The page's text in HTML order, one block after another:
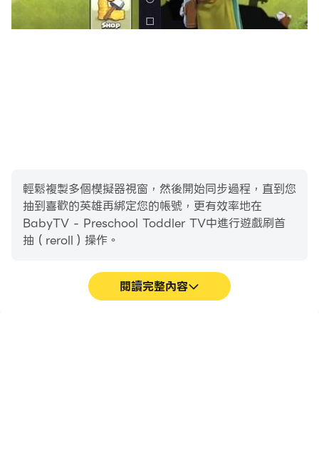
• 兒童安全環境，方便孩子觀看和導航。我們 100% 無廣
告！
• 提供 14 種語言（英語、西班牙語、普通話、荷蘭語、波
蘭語、法語等）
• 免費下載，包括最好的 BabyTV 兒童視頻和嬰兒歌曲供
試用
- 訂閱價格將根據所選計劃和地區而有所不同
輕鬆複製多個模擬器視窗，然後開始同步過程，直到您
抽到喜歡的英雄再綁定您的帳號，更有效率地在
BabyTV - Preschool Toddler TV中進行遊戲刷首
抽（reroll）操作。
閱讀完整內容